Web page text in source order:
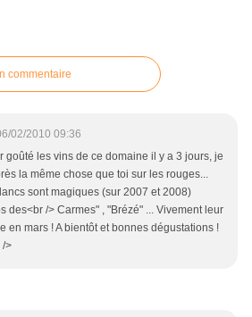
commentaire
02/2010 09:36
goûté les vins de ce domaine il y a 3 jours, je
la même chose que toi sur les rouges...
sont magiques (sur 2007 et 2008)
des<br /> Carmes" , "Brézé" ... Vivement leur
en mars ! A bientôt et bonnes dégustations !
/>